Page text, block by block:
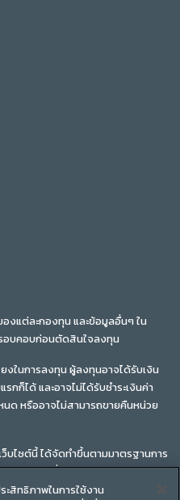
แต่ละกองทุน และข้อมูลอื่นๆ ใน
อบคอบก่อนตัดสินใจลงทุน
งในการลงทุน ผู้ลงทุนอาจได้รับเงิน
กก็ได้ และอาจไม่ได้รับชำระเงินค่า
นด หรืออาจไม่สามารถขายคืนหน่วย
บไซต์นี้ ได้จัดทำขึ้นตามมาตรฐานการ
ารลงทุน ซึ่งผลการดำเนินงานใน
ลการดำเนินงานในอนาคต
ะสิทธิภาพในการใช้งาน